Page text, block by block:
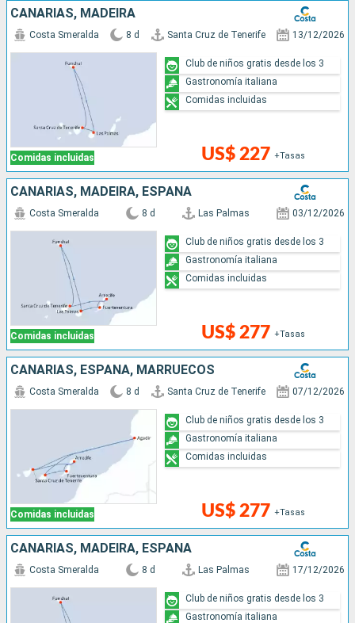
CANARIAS, MADEIRA
Comidas incluidas
Costa Smeralda 8 d Santa Cruz de Tenerife 13/12/2026
US$ 227 +Tasas
Club de niños gratis desde los 3
Gastronomía italiana
Comidas incluidas
CANARIAS, MADEIRA, ESPAÑA
Comidas incluidas
Costa Smeralda 8 d Las Palmas 03/12/2026
US$ 277 +Tasas
Club de niños gratis desde los 3
Gastronomía italiana
Comidas incluidas
CANARIAS, ESPAÑA, MARRUECOS
Comidas incluidas
Costa Smeralda 8 d Santa Cruz de Tenerife 07/12/2026
US$ 277 +Tasas
Club de niños gratis desde los 3
Gastronomía italiana
Comidas incluidas
CANARIAS, MADEIRA, ESPAÑA
Costa Smeralda 8 d Las Palmas 17/12/2026
Club de niños gratis desde los 3
Gastronomía italiana